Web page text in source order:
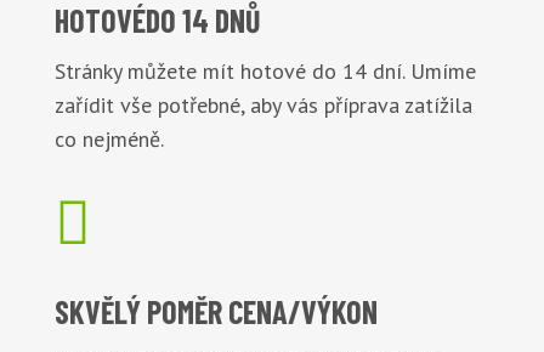
HOTOVÉDO 14 DNŮ
Stránky můžete mít hotové do 14 dní. Umíme
zařídit vše potřebné, aby vás příprava zatížila
co nejméně.

SKVĚLÝ POMĚRCENA/VÝKON